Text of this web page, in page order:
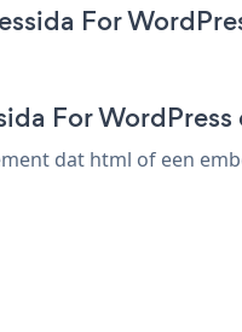
For
For
dat html of een